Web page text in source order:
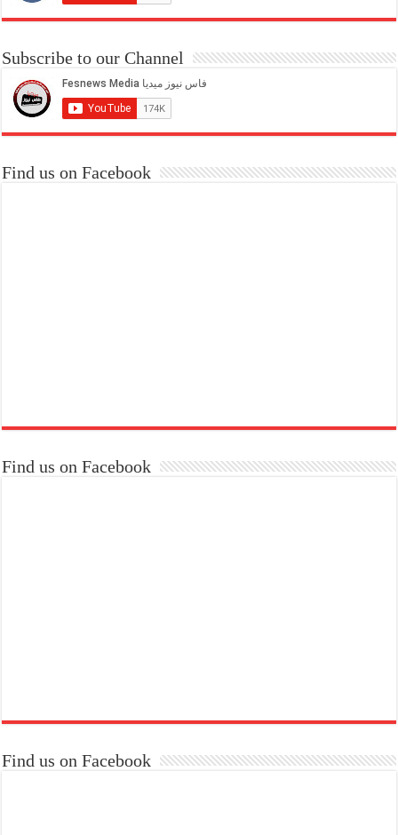
Subscribe to our Channel
Find us on Facebook
Find us on Facebook
Find us on Facebook